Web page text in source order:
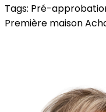
Tags: Pré-
Première maison